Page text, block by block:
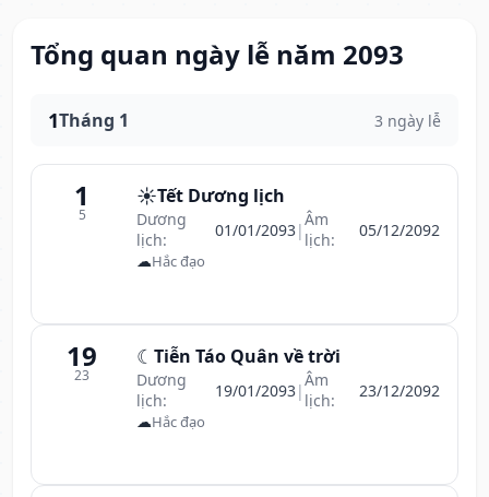
Tổng quan ngày lễ năm 2093
1Tháng 1 3 ngày lễ
1
5
☀️Tết Dương lịch
Dương
lịch:
01/01/2093|Âm
lịch:
05/12/2092
☁Hắc đạo
19
23
☾ Tiễn Táo Quân về trời
Dương
lịch:
19/01/2093|Âm
lịch:
23/12/2092
☁Hắc đạo